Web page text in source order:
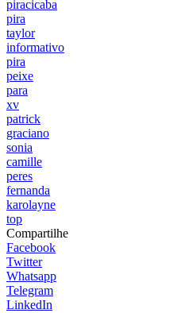
piracicaba
pira
taylor
informativo
pira
peixe
para
xv
patrick
graciano
sonia
camille
peres
fernanda
karolayne
top
Compartilhe
Facebook
Twitter
Whatsapp
Telegram
LinkedIn